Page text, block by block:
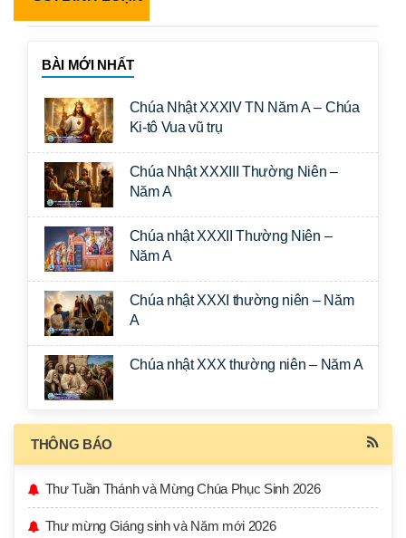
BÀI MỚI NHẤT
Chúa Nhật XXXIV TN Năm A – Chúa
Ki-tô Vua vũ trụ
Chúa Nhật XXXIII Thường Niên –
Năm A
Chúa nhật XXXII Thường Niên –
Năm A
Chúa nhật XXXI thường niên – Năm
A
Chúa nhật XXX thường niên – Năm A
THÔNG BÁO
Thư Tuần Thánh và Mừng Chúa Phục Sinh 2026
Thư mừng Giáng sinh và Năm mới 2026